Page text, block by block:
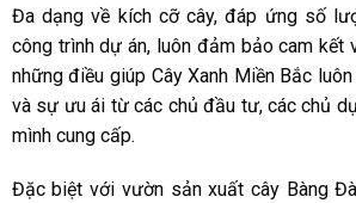
Đa dạng về kích cỡ cây, đáp ứng số
công trình dự án, luôn đảm bảo cam kết
những điều giúp Cây Xanh Miền Bắc
và sự ưu ái từ các chủ đầu tư, các chủ
mình cung cấp.
Đặc biệt với vườn sản xuất cây Bàng